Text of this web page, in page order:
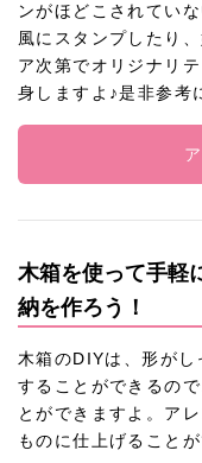
ンがほどこされてい
風にスタンプしたり
ア次第でオリジナリ
身しますよ♪是非参考
木箱を使って手軽
納を作ろう！
木箱のDIYは、形がし
することができるの
とができますよ。ア
ものに仕上げること